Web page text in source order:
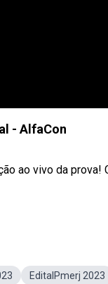
- AlfaCon
ao vivo da prova!
EditalPmerj 2023